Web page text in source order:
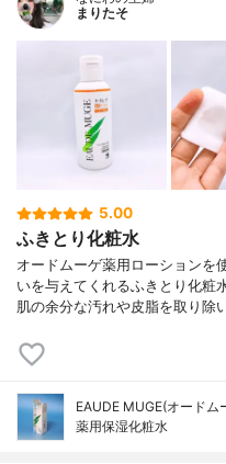
まりたそ
5.00
ふきとり化粧水
オードムーゲ薬用ローションを
いを与えてくれるふきとり化粧
肌の余分な汚れや皮脂を取り除
EAUDE MUGE(オードム
薬用保湿化粧水